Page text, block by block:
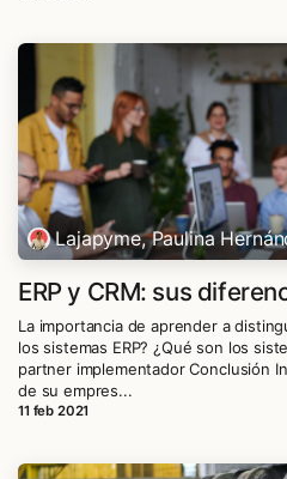
Lajapyme, Paulina
ERP y CRM: sus
La importancia de aprender a
los sistemas ERP? ¿Qué son los
partner implementador Conclusión
de su empres...
11 feb 2021